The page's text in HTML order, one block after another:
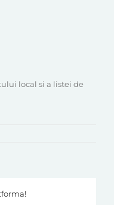
local si a listei de